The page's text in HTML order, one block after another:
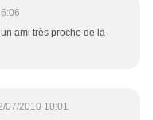
ami très proche de la
07/2010 10:01